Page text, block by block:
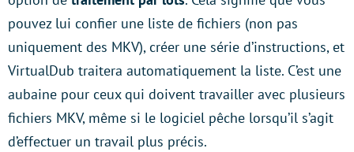
pouvez lui confier une liste de fichiers (non pas
uniquement des MKV), créer une série d’instructions, et
VirtualDub traitera automatiquement la liste. C’est une
aubaine pour ceux qui doivent travailler avec plusieurs
fichiers MKV, même si le logiciel pêche lorsqu’il s’agit
d’effectuer un travail plus précis.